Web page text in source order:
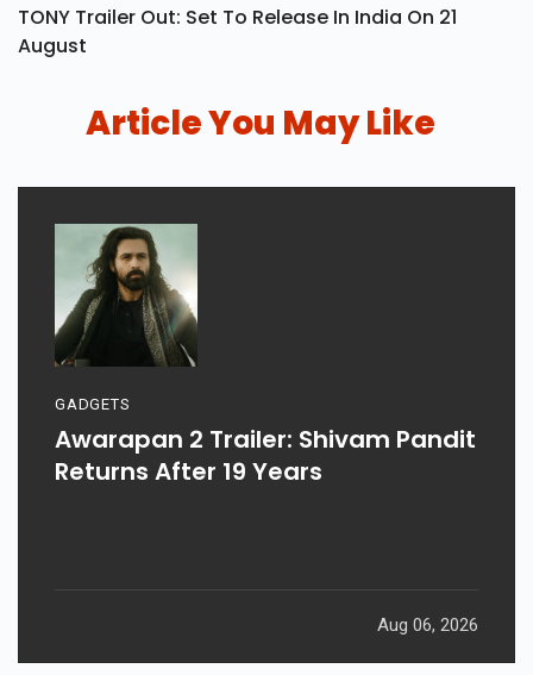
TONY Trailer Out: Set To Release In India On 21
August
Article You May Like
GADGETS
Awarapan 2 Trailer: Shivam Pandit
Returns After 19 Years
Aug 06, 2026